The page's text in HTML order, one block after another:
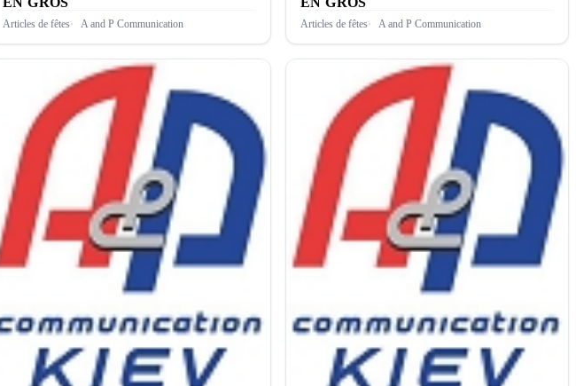
Articles de fêtes A and P Communication Articles de fêtes A and P Communication